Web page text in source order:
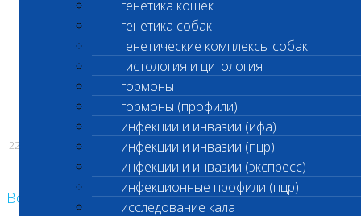
генетика кошек
генетика собак
генетические комплексы собак
гистология и цитология
гормоны
гормоны (профили)
инфекции и инвазии (ифа)
инфекции и инвазии (пцр)
инфекции и инвазии (экспресс)
инфекционные профили (пцр)
исследование кала
по адресу Гостиничная ул., д.10 к.5
С уважением,
Администрация ООО «Шанс Био»
22.05.2026
Возврат к списку